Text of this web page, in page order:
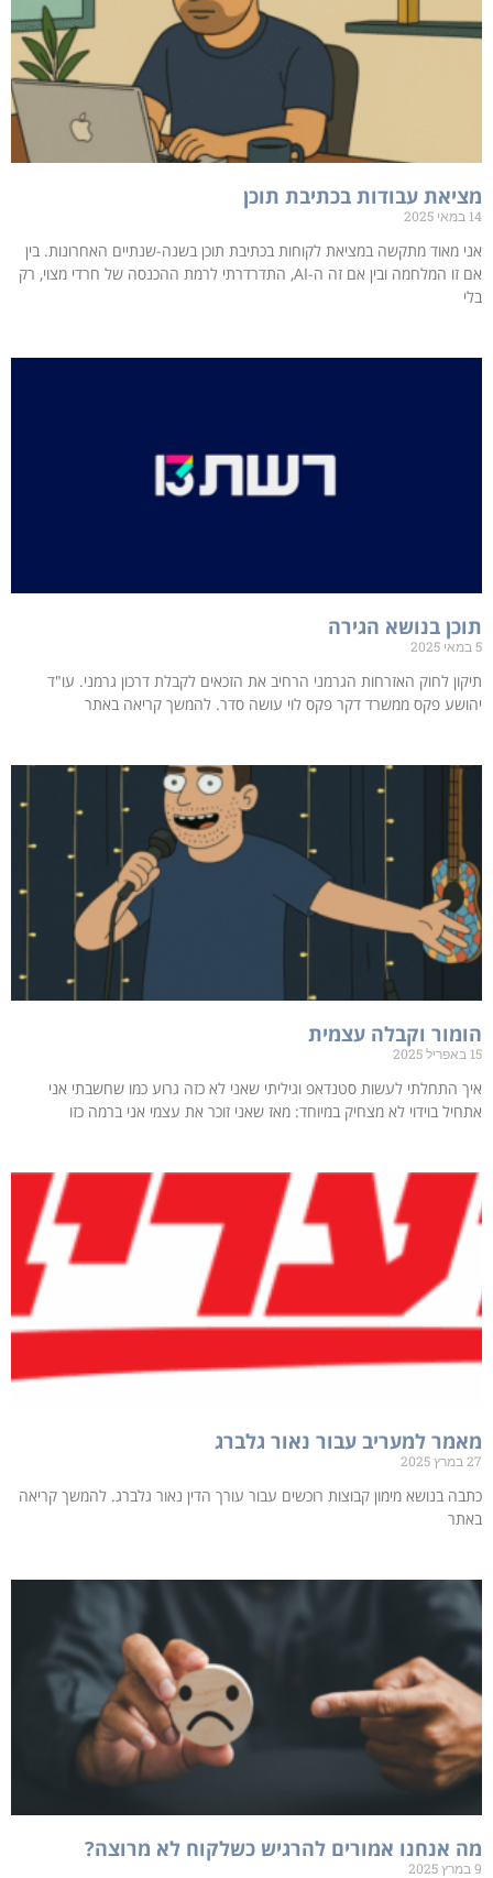
מציאת עבודות בכתיבת תוכן
14 במאי 2025
אני מאוד מתקשה במציאת לקוחות בכתיבת תוכן בשנה-שנתיים האחרונות. בין
אם זו המלחמה ובין אם זה ה-AI, התדרדרתי לרמת ההכנסה של חרדי מצוי, רק
בלי
תוכן בנושא הגירה
5 במאי 2025
תיקון לחוק האזרחות הגרמני הרחיב את הזכאים לקבלת דרכון גרמני. עו"ד
יהושע פקס ממשרד דקר פקס לוי עושה סדר. להמשך קריאה באתר
הומור וקבלה עצמית
15 באפריל 2025
איך התחלתי לעשות סטנדאפ וגיליתי שאני לא כזה גרוע כמו שחשבתי אני
אתחיל בוידוי לא מצחיק במיוחד: מאז שאני זוכר את עצמי אני ברמה כזו
מאמר למעריב עבור נאור גלברג
27 במרץ 2025
כתבה בנושא מימון קבוצות רוכשים עבור עורך הדין נאור גלברג. להמשך קריאה
באתר
מה אנחנו אמורים להרגיש כשלקוח לא מרוצה?
9 במרץ 2025